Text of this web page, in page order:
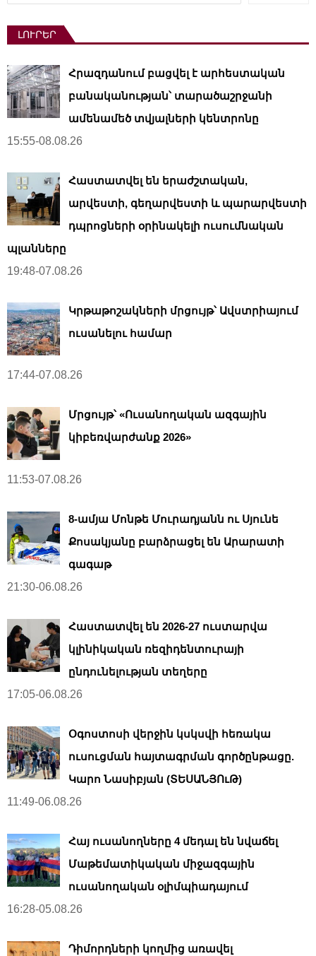
ԼՈՒՐԵՐ
Հրազդանում բացվել է արհեստական ​​
բանականության՝ տարածաշրջանի
ամենամեծ տվյալների կենտրոնը
15:55-08.08.26
Հաստատվել են երաժշտական,
արվեստի, գեղարվեստի և պարարվեստի
դպրոցների օրինակելի ուսումնական
պլանները
19:48-07.08.26
Կրթաթոշակների մրցույթ՝ Ավստրիայում
ուսանելու համար
17:44-07.08.26
Մրցույթ՝ «Ուսանողական ազգային
կիբեռվարժանք 2026»
11:53-07.08.26
8-ամյա Մոնթե Մուրադյանն ու Սյունե
Քոսակյանը բարձրացել են Արարատի
գագաթ
21:30-06.08.26
Հաստատվել են 2026-27 ուստարվա
կլինիկական ռեզիդենտուրայի
ընդունելության տեղերը
17:05-06.08.26
Օգոստոսի վերջին կսկսվի հեռակա
ուսուցման հայտագրման գործընթացը.
Կարո Նասիբյան (ՏԵՍԱՆՅՈւԹ)
11:49-06.08.26
Հայ ուսանողները 4 մեդալ են նվաճել
Մաթեմատիկական միջազգային
ուսանողական օլիմպիադայում
16:28-05.08.26
Դիմորդների կողմից առավել